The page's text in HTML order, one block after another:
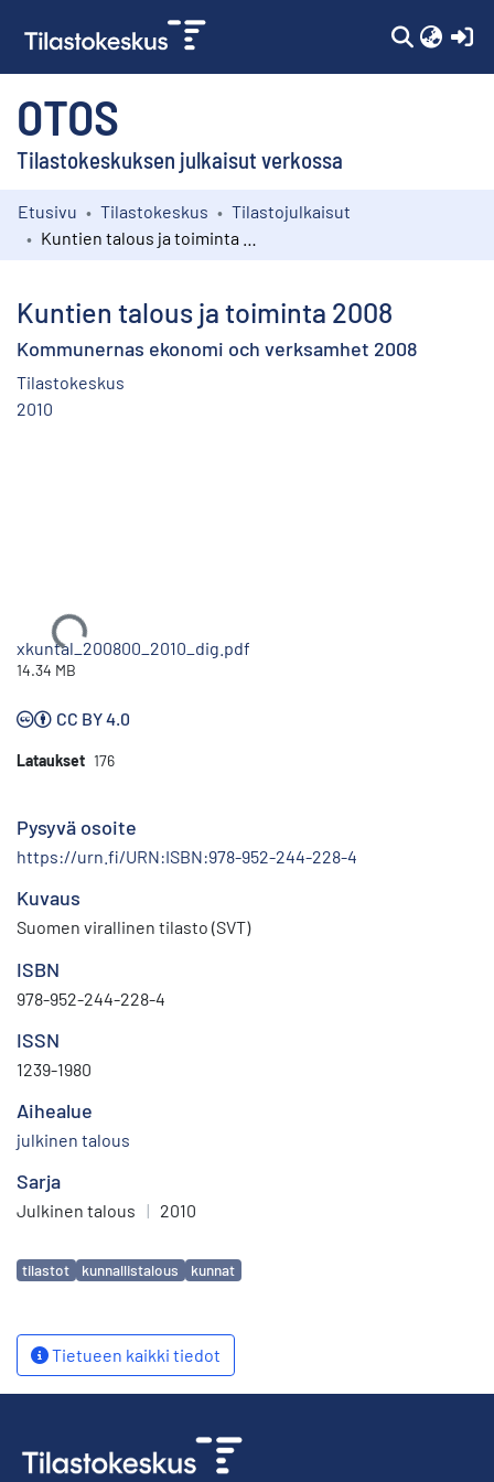
OTOS
Tilastokeskuksen julkaisut verkossa
Kokoelmat
Etusivu Tilastokeskus
Tilastojulkaisut
Kuntien talous ja toiminta 2008
Kommunernas ekonomi och verksamhet 2008
Tilastokeskus
2010
Ladataan...
xkuntal_200800_2010_dig.pdf
14.34 MB
CC BY 4.0
Lataukset 176
Pysyvä osoite
https://urn.fi/URN:ISBN:978-952-244-228-4
Kuvaus
Suomen virallinen tilasto (SVT)
ISBN
978-952-244-228-4
ISSN
1239-1980
Aihealue
julkinen talous
Sarja
Julkinen talous | 2010
Avainsanat
tilastot kunnallistalous kunnat
Tietueen kaikki tiedot